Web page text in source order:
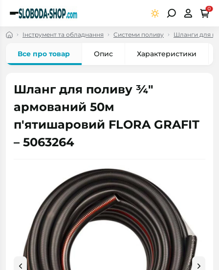
0
Інструмент та обладнання Системи поливу Шланги для
Все про товар Опис Характеристики
Шланг для поливу ¾"
армований 50м
п'ятишаровий FLORA GRAFIT
– 5063264